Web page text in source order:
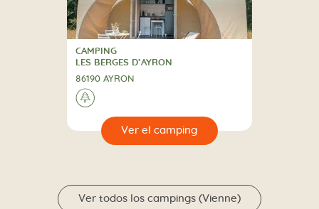
CAMPING
CAMPING
LES BERGES D’AYRON
86190 AYRON
🌲
Ver todos los campings (Vienne)